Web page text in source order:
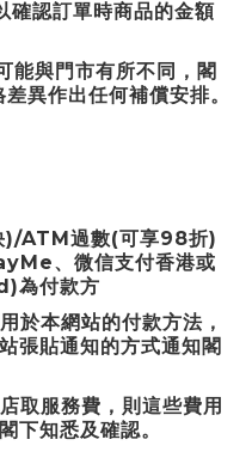
確認訂單時商品的金額
能與門市有所不同，閣
異作出任何補償安排。
)/ATM過數(可享98折)
、微信支付香港或
為付款方
於本網站的付款方法，
張貼通知的方式通知閣
取服務費，則這些費用
下知悉及確認。